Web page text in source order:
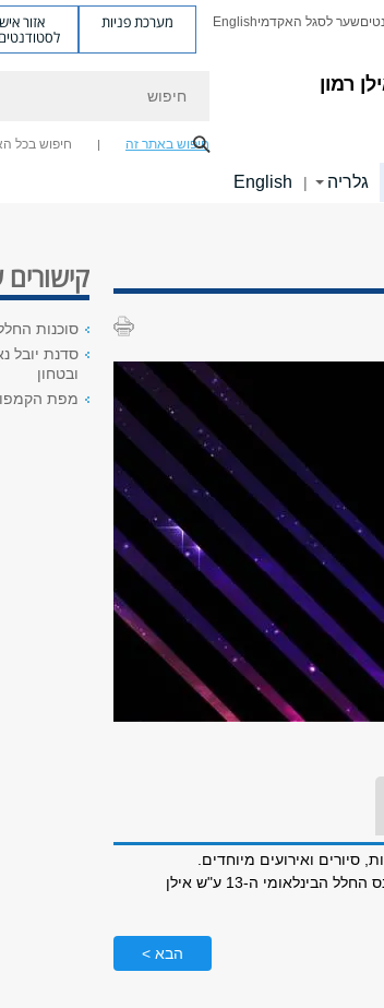
שער לסגל האקדמיEnglish מערכת פניות אזור
חיפוש באתר זה חיפוש בכל
גלריה |
English
ואירועים מיוחדים.
אתם מוזמנים לבדוק אילו אירועים מתרחשים במקביל לכנס החלל הבינלאומי ה-13 ע"ש אילן
הבא >
קישורים
סוכנות
סדנת יובל
ובטחון
מפת